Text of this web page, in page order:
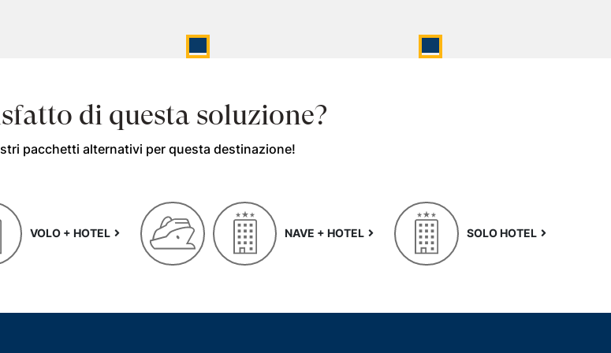
di questa soluzione?
pacchetti alternativi per questa destinazione!
VOLO + HOTEL NAVE + HOTEL SOLO HOTEL